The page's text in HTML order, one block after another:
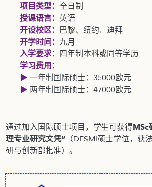
项目类型： 全日制
授课语言： 英语
开设校区： 巴黎、纽约、迪拜
开学时间： 九月
入学要求：四年制本科或同等学历
学习费用：
▶ 一年制国际硕士：35000欧元
▶ 两年制国际硕士：47000欧元
通过加入国际硕士项目，学生可获得MSc
理专业研究文凭” （DESMI硕士学位，获
研与创新部批准）。